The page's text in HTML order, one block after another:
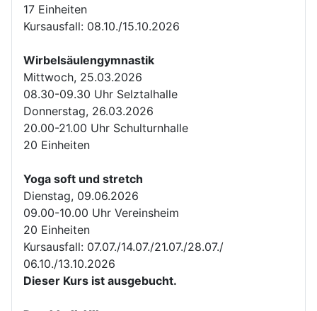
17 Einheiten
Kursausfall: 08.10./15.10.2026
Wirbelsäulengymnastik
Mittwoch, 25.03.2026
08.30-09.30 Uhr Selztalhalle
Donnerstag, 26.03.2026
20.00-21.00 Uhr Schulturnhalle
20 Einheiten
Yoga soft und stretch
Dienstag, 09.06.2026
09.00-10.00 Uhr Vereinsheim
20 Einheiten
Kursausfall: 07.07./14.07./21.07./28.07./
06.10./13.10.2026
Dieser Kurs ist ausgebucht.